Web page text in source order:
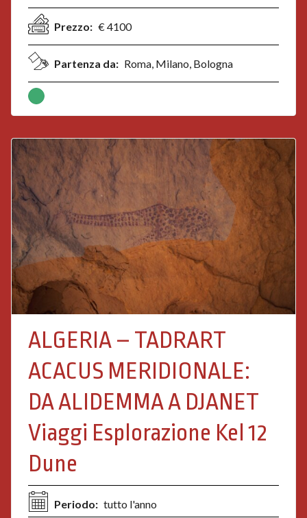
Prezzo: € 4100
Partenza da: Roma, Milano, Bologna
ALGERIA – TADRART
ACACUS MERIDIONALE:
DA ALIDEMMA A DJANET
Viaggi Esplorazione Kel 12
Dune
Periodo: tutto l'anno